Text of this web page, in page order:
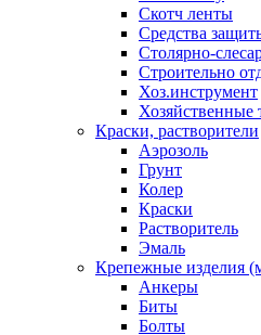
Скотч ленты
Средства
Столярно-
Строительно
Хоз.инструмент
Хозяйственные
Краски, растворители
Аэрозоль
Грунт
Колер
Краски
Растворитель
Эмаль
Крепежные изделия
Анкеры
Биты
Болты